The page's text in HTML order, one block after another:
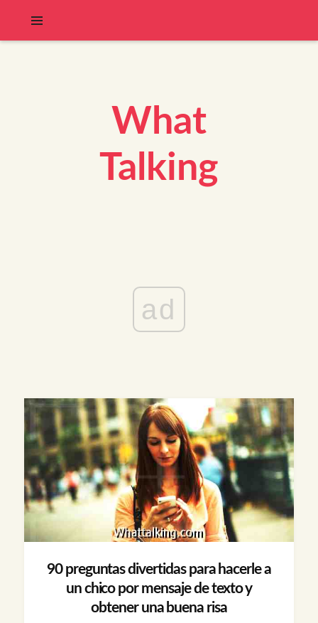
What
Talking
ad
90 preguntas divertidas para hacerle a
un chico por mensaje de texto y
obtener una buena risa